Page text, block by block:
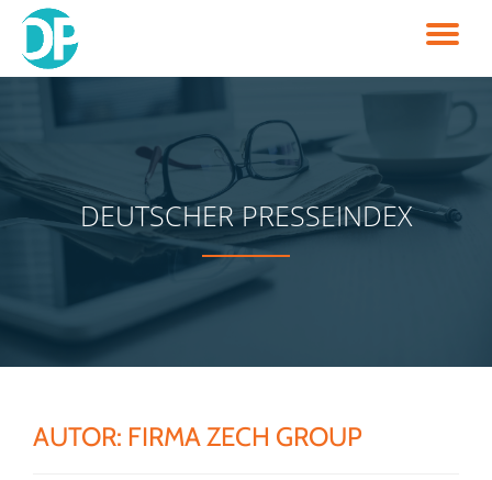
Skip
to
DEUTSCHER PRESSEINDEX
AUTOR: FIRMA ZECH GROUP